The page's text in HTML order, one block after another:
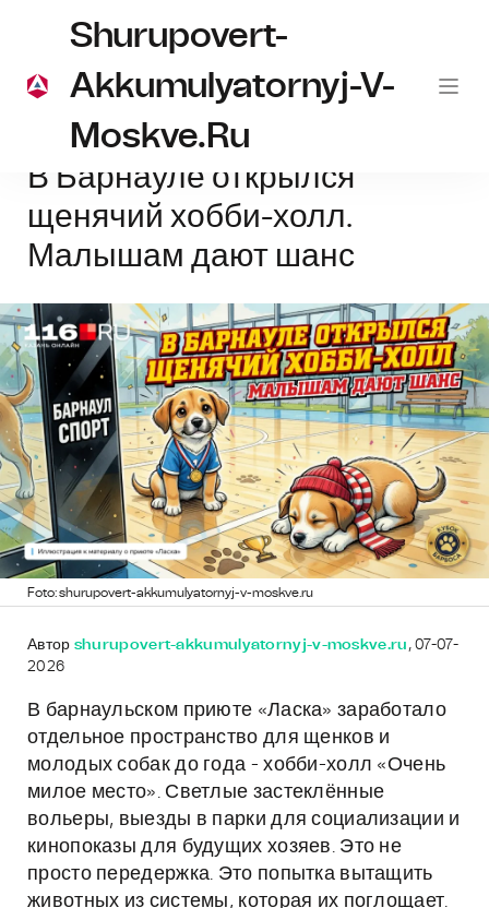
Shurupovert-
Akkumulyatornyj-V-
Moskve.ru
Главная Барнаул В Барнауле открылся щенячий хобби-холл.
В Барнауле открылся
щенячий хобби-холл.
Малышам дают шанс
Foto: shurupovert-akkumulyatornyj-v-moskve.ru
Автор shurupovert-akkumulyatornyj-v-moskve.ru , 07-07-
2026
В барнаульском приюте «Ласка» заработало
отдельное пространство для щенков и
молодых собак до года - хобби-холл «Очень
милое место». Светлые застеклённые
вольеры, выезды в парки для социализации и
кинопоказы для будущих хозяев. Это не
просто передержка. Это попытка вытащить
животных из системы, которая их поглощает.